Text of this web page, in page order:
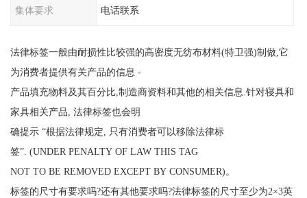
集体要求 电话联系
法律标签一般由耐损性比较强的高密度无纺布材料(特卫强)制做,它
为消费者提供有关产品的信息 -
产品填充物料及其百分比,制造商资料和其他的相关信息.针对寝具和
家具相关产品, 法律标签也会明
确提示 “根据法律规定, 只有消费者可以移除法律标
签”. (UNDER PENALTY OF LAW THIS TAG
NOT TO BE REMOVED EXCEPT BY CONSUMER)。
标签的尺寸有要求吗?还有其他要求吗?法律标签的尺寸至少为2×3英